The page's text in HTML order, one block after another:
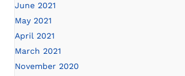
June 2021
May 2021
April 2021
March 2021
November 2020